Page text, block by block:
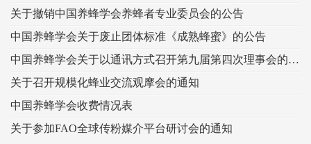
关于撤销中国养蜂学会养蜂者专业委员会的公告
中国养蜂学会关于废止团体标准《成熟蜂蜜》的公告
中国养蜂学会关于以通讯方式召开第九届第四次理事会的通知
关于召开规模化蜂业交流观摩会的通知
中国养蜂学会收费情况表
关于参加FAO全球传粉媒介平台研讨会的通知